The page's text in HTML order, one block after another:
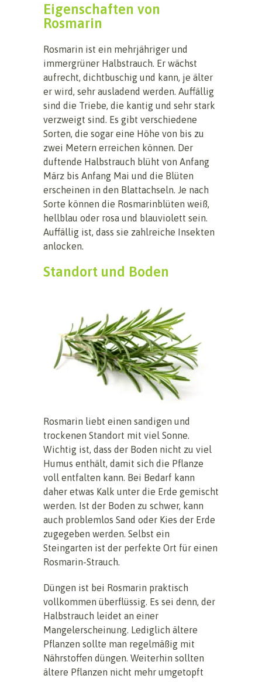
Eigenschaften von
Rosmarin
Rosmarin ist ein mehrjähriger und
immergrüner Halbstrauch. Er wächst
aufrecht, dichtbuschig und kann, je älter
er wird, sehr ausladend werden. Auffällig
sind die Triebe, die kantig und sehr stark
verzweigt sind. Es gibt verschiedene
Sorten, die sogar eine Höhe von bis zu
zwei Metern erreichen können. Der
duftende Halbstrauch blüht von Anfang
März bis Anfang Mai und die Blüten
erscheinen in den Blattachseln. Je nach
Sorte können die Rosmarinblüten weiß,
hellblau oder rosa und blauviolett sein.
Auffällig ist, dass sie zahlreiche Insekten
anlocken.
Standort und Boden
Rosmarin liebt einen sandigen und
trockenen Standort mit viel Sonne.
Wichtig ist, dass der Boden nicht zu viel
Humus enthält, damit sich die Pflanze
voll entfalten kann. Bei Bedarf kann
daher etwas Kalk unter die Erde gemischt
werden. Ist der Boden zu schwer, kann
auch problemlos Sand oder Kies der Erde
zugegeben werden. Selbst ein
Steingarten ist der perfekte Ort für einen
Rosmarin-Strauch.
Düngen ist bei Rosmarin praktisch
vollkommen überflüssig. Es sei denn, der
Halbstrauch leidet an einer
Mangelerscheinung. Lediglich ältere
Pflanzen sollte man regelmäßig mit
Nährstoffen düngen. Weiterhin sollten
ältere Pflanzen nicht mehr umgetopft